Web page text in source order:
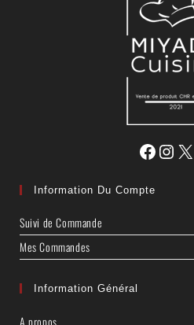
Information Du Compte
Suivi de Commande
Mes Commandes
Information Général
A propos